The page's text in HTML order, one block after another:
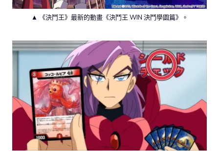
▲ 《決鬥王》最新的動畫《決鬥王 WIN 決鬥學園篇》。